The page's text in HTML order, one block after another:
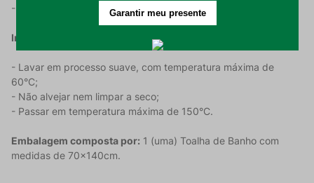
- A Toalha de Banho tem medidas de 70x140cm.
Instrução De Uso:
- Lavar em processo suave, com temperatura máxima de
60°C;
- Não alvejar nem limpar a seco;
- Passar em temperatura máxima de 150°C.
Embalagem composta por: 1 (uma) Toalha de Banho com
medidas de 70x140cm.